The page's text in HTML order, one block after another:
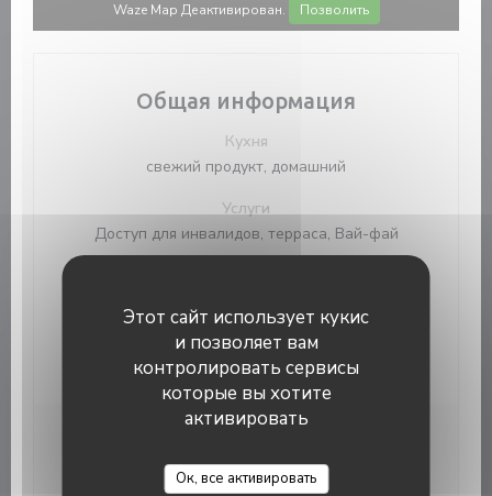
Этот сайт использует кукис
и позволяет вам
контролировать сервисы
которые вы хотите
активировать
Ок, все активировать
Waze Map Деактивирован. Позволить
Общая информация
Кухня
свежий продукт, домашний
Услуги
Доступ для инвалидов, терраса, Вай-фай
Mastercard, ресторан Titres, Денежные
средства, виза, проверки, American Express,
Дебетовая карточка
L’Atrium Cuisine locale